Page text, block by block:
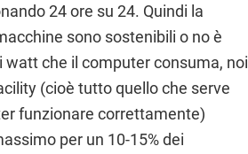
24 ore su 24. Quindi la
sono sostenibili o no è
watt che il computer consuma, noi
(cioè tutto quello che serve
funzionare correttamente)
per un 10-15% dei